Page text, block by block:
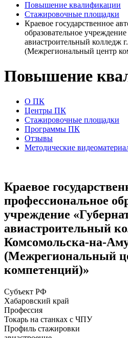
Повышение квалификации
Стажировочные площадки
Краевое государственное
образовательное
авиастроительный колледж
(Межрегиональный центр
Повышение
О ПК
Центры ПК
Стажировочные площадки
Программы ПК
Отзывы
Методические
Краевое
профессиональное
учреждение
авиастроительный
Комсомольска-на-
(Межрегиональный
компетенций)»
Субъект РФ
Хабаровский край
Профессия
Токарь на станках с ЧПУ
Профиль стажировки